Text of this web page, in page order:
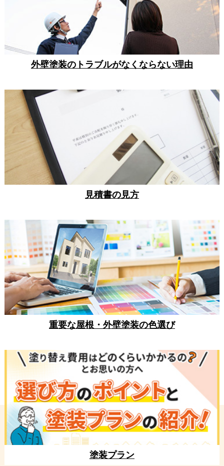
外壁塗装のトラブルがなくならない理由
見積書の見方
重要な屋根・外壁塗装の色選び
塗装プラン